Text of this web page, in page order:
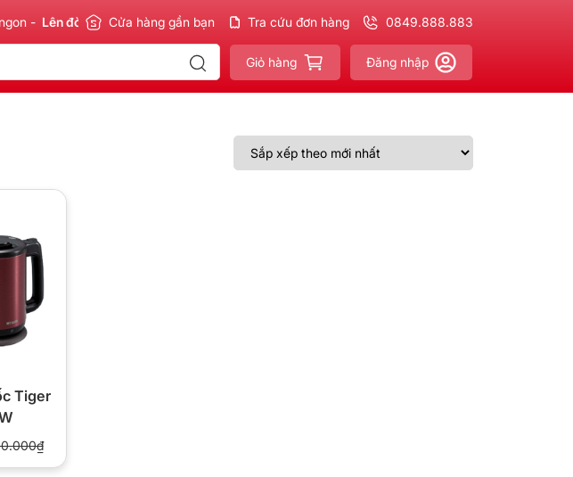
- Lên đời tiết kiệm Sản phẩm Chính hãng - Xuất VAT đầy đủ Giao nhanh - Miễn phí
Cửa hàng gần bạn Tra cứu đơn hàng 0849.888.883
Giỏ hàng Đăng nhập
Tiger